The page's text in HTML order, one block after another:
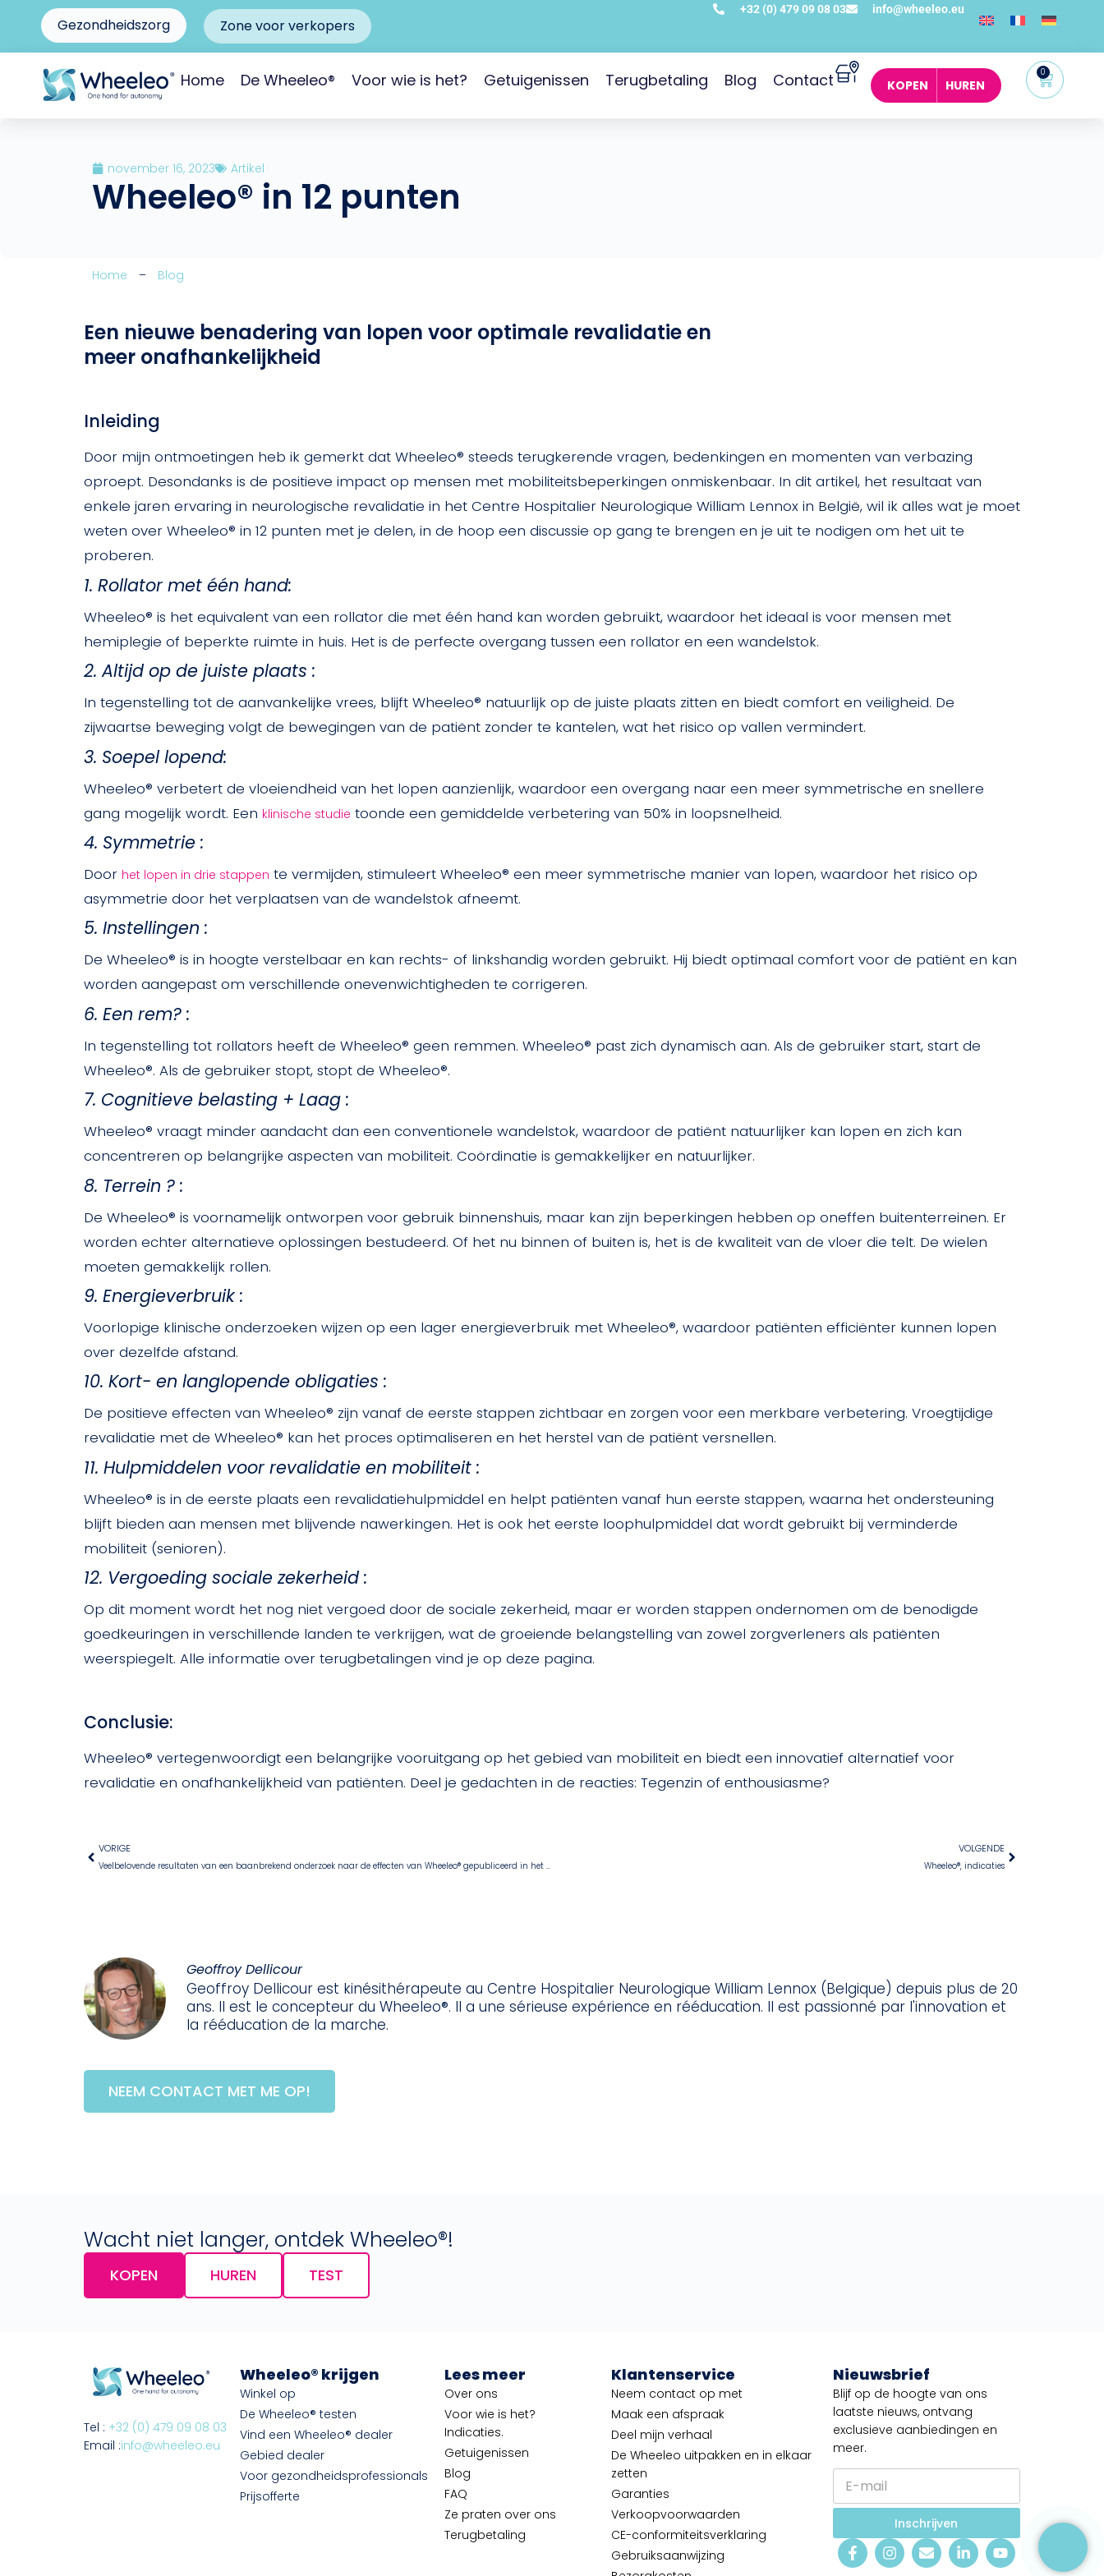
Gezondheidszorg Zone voor verkopers
+32 (0) 479 09 08 03 info@wheeleo.eu
Home De Wheeleo® Voor wie is het? Getuigenissen Terugbetaling Blog Contact KOPEN HUREN
0
november 16, 2023 Artikel
Wheeleo® in 12 punten
Home – Blog
Een nieuwe benadering van lopen voor optimale revalidatie en
meer onafhankelijkheid
Inleiding
Door mijn ontmoetingen heb ik gemerkt dat Wheeleo® steeds terugkerende vragen, bedenkingen en momenten van verbazing
oproept. Desondanks is de positieve impact op mensen met mobiliteitsbeperkingen onmiskenbaar. In dit artikel, het resultaat van
enkele jaren ervaring in neurologische revalidatie in het Centre Hospitalier Neurologique William Lennox in België, wil ik alles wat je moet
weten over Wheeleo® in 12 punten met je delen, in de hoop een discussie op gang te brengen en je uit te nodigen om het uit te
proberen.
1. Rollator met één hand:
Wheeleo® is het equivalent van een rollator die met één hand kan worden gebruikt, waardoor het ideaal is voor mensen met
hemiplegie of beperkte ruimte in huis. Het is de perfecte overgang tussen een rollator en een wandelstok.
2. Altijd op de juiste plaats :
In tegenstelling tot de aanvankelijke vrees, blijft Wheeleo® natuurlijk op de juiste plaats zitten en biedt comfort en veiligheid. De
zijwaartse beweging volgt de bewegingen van de patiënt zonder te kantelen, wat het risico op vallen vermindert.
3. Soepel lopend:
Wheeleo® verbetert de vloeiendheid van het lopen aanzienlijk, waardoor een overgang naar een meer symmetrische en snellere
gang mogelijk wordt. Een klinische studie toonde een gemiddelde verbetering van 50% in loopsnelheid.
4. Symmetrie :
Door het lopen in drie stappen te vermijden, stimuleert Wheeleo® een meer symmetrische manier van lopen, waardoor het risico op
asymmetrie door het verplaatsen van de wandelstok afneemt.
5. Instellingen :
De Wheeleo® is in hoogte verstelbaar en kan rechts- of linkshandig worden gebruikt. Hij biedt optimaal comfort voor de patiënt en kan
worden aangepast om verschillende onevenwichtigheden te corrigeren.
6. Een rem? :
In tegenstelling tot rollators heeft de Wheeleo® geen remmen. Wheeleo® past zich dynamisch aan. Als de gebruiker start, start de
Wheeleo®. Als de gebruiker stopt, stopt de Wheeleo®.
7. Cognitieve belasting + Laag :
Wheeleo® vraagt minder aandacht dan een conventionele wandelstok, waardoor de patiënt natuurlijker kan lopen en zich kan
concentreren op belangrijke aspecten van mobiliteit. Coördinatie is gemakkelijker en natuurlijker.
8. Terrein ? :
De Wheeleo® is voornamelijk ontworpen voor gebruik binnenshuis, maar kan zijn beperkingen hebben op oneffen buitenterreinen. Er
worden echter alternatieve oplossingen bestudeerd. Of het nu binnen of buiten is, het is de kwaliteit van de vloer die telt. De wielen
moeten gemakkelijk rollen.
9. Energieverbruik :
Voorlopige klinische onderzoeken wijzen op een lager energieverbruik met Wheeleo®, waardoor patiënten efficiënter kunnen lopen
over dezelfde afstand.
10. Kort- en langlopende obligaties :
De positieve effecten van Wheeleo® zijn vanaf de eerste stappen zichtbaar en zorgen voor een merkbare verbetering. Vroegtijdige
revalidatie met de Wheeleo® kan het proces optimaliseren en het herstel van de patiënt versnellen.
11. Hulpmiddelen voor revalidatie en mobiliteit :
Wheeleo® is in de eerste plaats een revalidatiehulpmiddel en helpt patiënten vanaf hun eerste stappen, waarna het ondersteuning
blijft bieden aan mensen met blijvende nawerkingen. Het is ook het eerste loophulpmiddel dat wordt gebruikt bij verminderde
mobiliteit (senioren).
12. Vergoeding sociale zekerheid :
Op dit moment wordt het nog niet vergoed door de sociale zekerheid, maar er worden stappen ondernomen om de benodigde
goedkeuringen in verschillende landen te verkrijgen, wat de groeiende belangstelling van zowel zorgverleners als patiënten
weerspiegelt. Alle informatie over terugbetalingen vind je op deze pagina.
Conclusie:
Wheeleo® vertegenwoordigt een belangrijke vooruitgang op het gebied van mobiliteit en biedt een innovatief alternatief voor
revalidatie en onafhankelijkheid van patiënten. Deel je gedachten in de reacties: Tegenzin of enthousiasme?
VORIGE
Veelbelovende resultaten van een baanbrekend onderzoek naar de effecten van Wheeleo® gepubliceerd in het Journal of Rehabilitation Medicine
VOLGENDE
Wheeleo®, indicaties
Geoffroy Dellicour
Geoffroy Dellicour est kinésithérapeute au Centre Hospitalier Neurologique William Lennox (Belgique) depuis plus de 20
ans. Il est le concepteur du Wheeleo®. Il a une sérieuse expérience en rééducation. Il est passionné par l'innovation et
la rééducation de la marche.
NEEM CONTACT MET ME OP!
Wacht niet langer, ontdek Wheeleo®!
KOPEN HUREN TEST
Tel : +32 (0) 479 09 08 03
Email :info@wheeleo.eu
Wheeleo® krijgen
Winkel op
De Wheeleo® testen
Vind een Wheeleo® dealer
Gebied dealer
Voor gezondheidsprofessionals
Prijsofferte
Lees meer
Over ons
Voor wie is het?
Indicaties.
Getuigenissen
Blog
FAQ
Ze praten over ons
Terugbetaling
Klantenservice
Neem contact op met
Maak een afspraak
Deel mijn verhaal
De Wheeleo uitpakken en in elkaar
zetten
Garanties
Verkoopvoorwaarden
CE-conformiteitsverklaring
Gebruiksaanwijzing
Nieuwsbrief
Blijf op de hoogte van ons
laatste nieuws, ontvang
exclusieve aanbiedingen en
meer.
E
m
t
a
N
Inschrijven